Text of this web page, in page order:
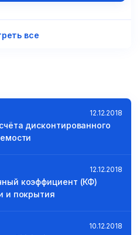
все
12.12.2018
дисконтированного
12.12.2018
коэффициент (КФ)
и покрытия
10.12.2018